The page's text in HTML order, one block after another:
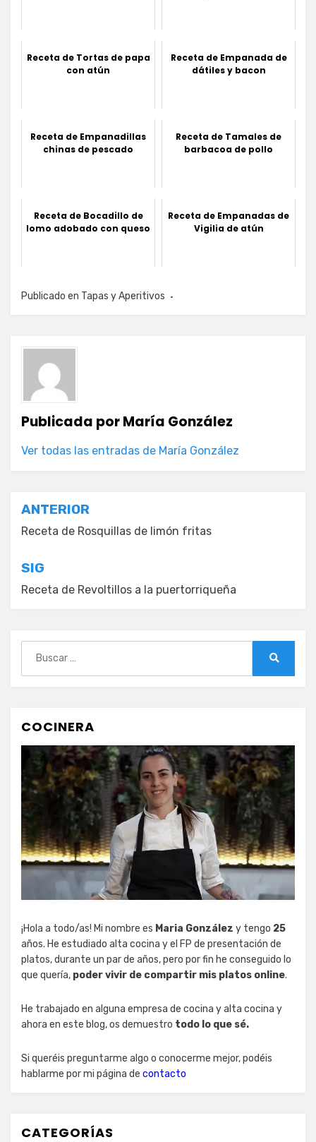
Receta de Tortas de papa
con atún
Receta de Empanada de
dátiles y bacon
Receta de Empanadillas
chinas de pescado
Receta de Tamales de
barbacoa de pollo
Receta de Bocadillo de
lomo adobado con queso
Receta de Empanadas de
Vigilia de atún
Publicado en Tapas y Aperitivos
Publicada porMaría González
Ver todas las entradas de María González
Navegación
de
entradas
ANTERIOR
Receta de Rosquillas de limón fritas
SIG
Receta de Revoltillos a la puertorriqueña
COCINERA
¡Hola a todo/as! Mi nombre es Maria González y tengo 25
años. He estudiado alta cocina y el FP de presentación de
platos, durante un par de años, pero por fin he conseguido lo
que quería, poder vivir de compartir mis platos online.
He trabajado en alguna empresa de cocina y alta cocina y
ahora en este blog, os demuestro todo lo que sé.
Si queréis preguntarme algo o conocerme mejor, podéis
hablarme por mi página de contacto
CATEGORÍAS